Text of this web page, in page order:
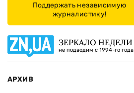
Поддержать независимую
журналистику!
ЗЕРКАЛО НЕДЕЛИ
не подводим с 1994-го года
АРХИВ